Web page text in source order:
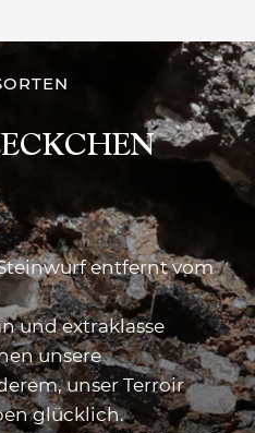
entfernt vom
und extraklasse
unsere
unser Terroir
glücklich.